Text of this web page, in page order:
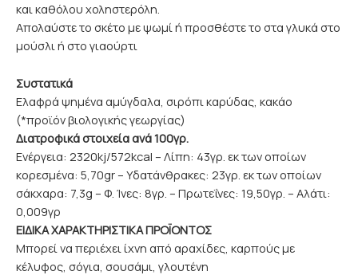
και καθόλου χοληστερόλη.
Απολαύστε το σκέτο με ψωμί ή προσθέστε το στα γλυκά στο
μούσλι ή στο γιαούρτι
Συστατικά
Ελαφρά ψημένα αμύγδαλα, σιρόπι καρύδας, κακάο
(*προϊόν βιολογικής γεωργίας)
Διατροφικά στοιχεία ανά 100γρ.
Ενέργεια: 2320kj/572kcal – Λίπη: 43γρ. εκ των οποίων
κορεσμένα: 5,70gr – Υδατάνθρακες: 23γρ. εκ των οποίων
σάκχαρα: 7,3g – Φ. Ίνες: 8γρ. – Πρωτεΐνες: 19,50γρ. – Αλάτι:
0,009γρ
ΕΙΔΙΚΑ ΧΑΡΑΚΤΗΡΙΣΤΙΚΑ ΠΡΟΪΟΝΤΟΣ
Μπορεί να περιέχει ίχνη από αραχίδες, καρπούς με
κέλυφος, σόγια, σουσάμι, γλουτένη